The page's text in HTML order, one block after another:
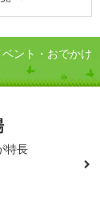
ント・おでかけ
特長